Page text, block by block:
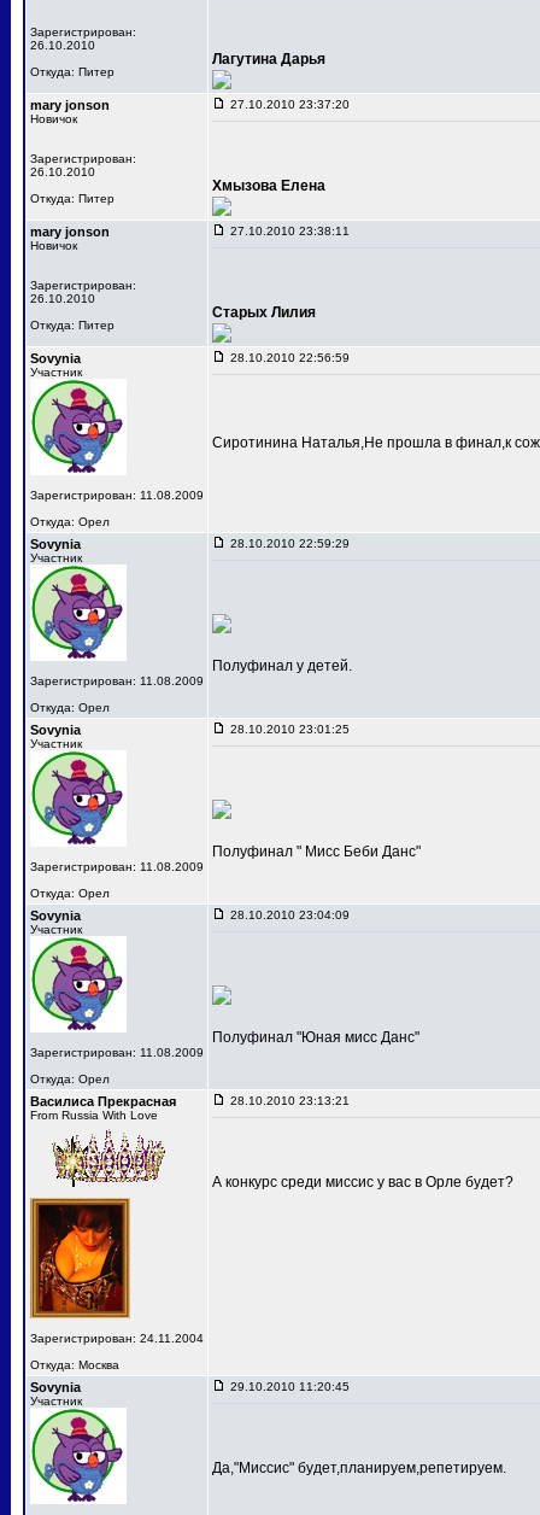
Зарегистрирован:
26.10.2010
Откуда: Питер
Лагутина Дарья
mary jonson
Новичок
Зарегистрирован:
26.10.2010
Откуда: Питер
27.10.2010 23:37:20
Хмызова Елена
mary jonson
Новичок
Зарегистрирован:
26.10.2010
Откуда: Питер
27.10.2010 23:38:11
Старых Лилия
Sovynia
Участник
Зарегистрирован: 11.08.2009
Откуда: Орел
28.10.2010 22:56:59
Сиротинина Наталья,Не прошла в финал,к
Sovynia
Участник
Зарегистрирован: 11.08.2009
Откуда: Орел
28.10.2010 22:59:29
Полуфинал у детей.
Sovynia
Участник
Зарегистрирован: 11.08.2009
Откуда: Орел
28.10.2010 23:01:25
Полуфинал " Мисс Беби Данс"
Sovynia
Участник
Зарегистрирован: 11.08.2009
Откуда: Орел
28.10.2010 23:04:09
Полуфинал "Юная мисс Данс"
Василиса Прекрасная
From Russia With Love
Зарегистрирован: 24.11.2004
Откуда: Москва
28.10.2010 23:13:21
А конкурс среди миссис у вас в Орле будет?
Sovynia
Участник
29.10.2010 11:20:45
Да,"Миссис" будет,планируем,репетируем.